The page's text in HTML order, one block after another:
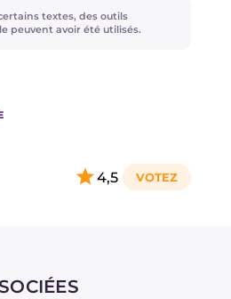
textes, des outils
peuvent avoir été utilisés.
4,5